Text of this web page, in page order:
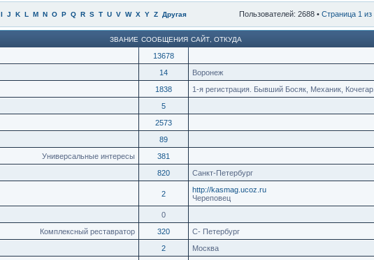
I J K L M N O P Q R S T U V W X Y Z Другая Пользователей: 2688 • Страница 1 из
ЗВАНИЕ СООБЩЕНИЯ САЙТ ОТКУДА
13678
14 Воронеж
1838 1-я регистрация. Бывший Босяк, Механик, Кочегар.
5
2573
89
Универсальные интересы
381
820 Санкт-Петербург
2
http://kasmag.ucoz.ru
Череповец
0
Комплексный реставратор
320 С- Петербург
2 Москва